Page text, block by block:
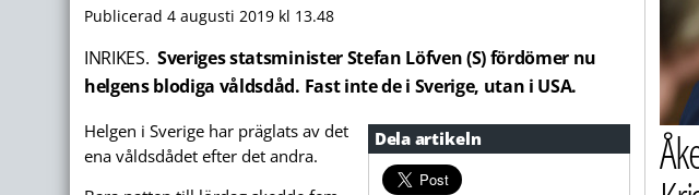
Publicerad 4 augusti 2019 kl 13.48
INRIKES. Sveriges statsminister Stefan Löfven (S) fördömer nu
helgens blodiga våldsdåd. Fast inte de i Sverige, utan i USA.
Dela artikeln
Helgen i Sverige har präglats av det
ena våldsdådet efter det andra.